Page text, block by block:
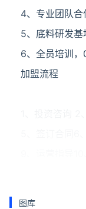
4、专业团队合
5、底料研发基
6、全员培训，
加盟流程
5、签订合同6
9、运营指导10
图库